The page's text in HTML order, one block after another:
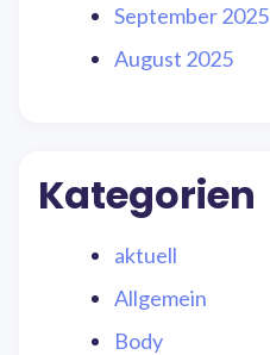
September 2025
August 2025
Kategorien
aktuell
Allgemein
Body